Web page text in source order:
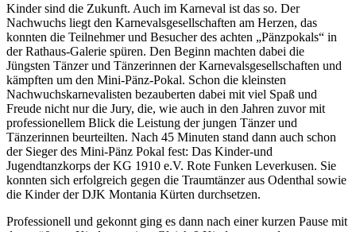
Kinder sind die Zukunft. Auch im Karneval ist das so. Der
Nachwuchs liegt den Karnevalsgesellschaften am Herzen, das
konnten die Teilnehmer und Besucher des achten „Pänzpokals“ in
der Rathaus-Galerie spüren. Den Beginn machten dabei die
Jüngsten Tänzer und Tänzerinnen der Karnevalsgesellschaften und
kämpften um den Mini-Pänz-Pokal. Schon die kleinsten
Nachwuchskarnevalisten bezauberten dabei mit viel Spaß und
Freude nicht nur die Jury, die, wie auch in den Jahren zuvor mit
professionellem Blick die Leistung der jungen Tänzer und
Tänzerinnen beurteilten. Nach 45 Minuten stand dann auch schon
der Sieger des Mini-Pänz Pokal fest: Das Kinder-und
Jugendtanzkorps der KG 1910 e.V. Rote Funken Leverkusen. Sie
konnten sich erfolgreich gegen die Traumtänzer aus Odenthal sowie
die Kinder der DJK Montania Kürten durchsetzen.
Professionell und gekonnt ging es dann nach einer kurzen Pause mit